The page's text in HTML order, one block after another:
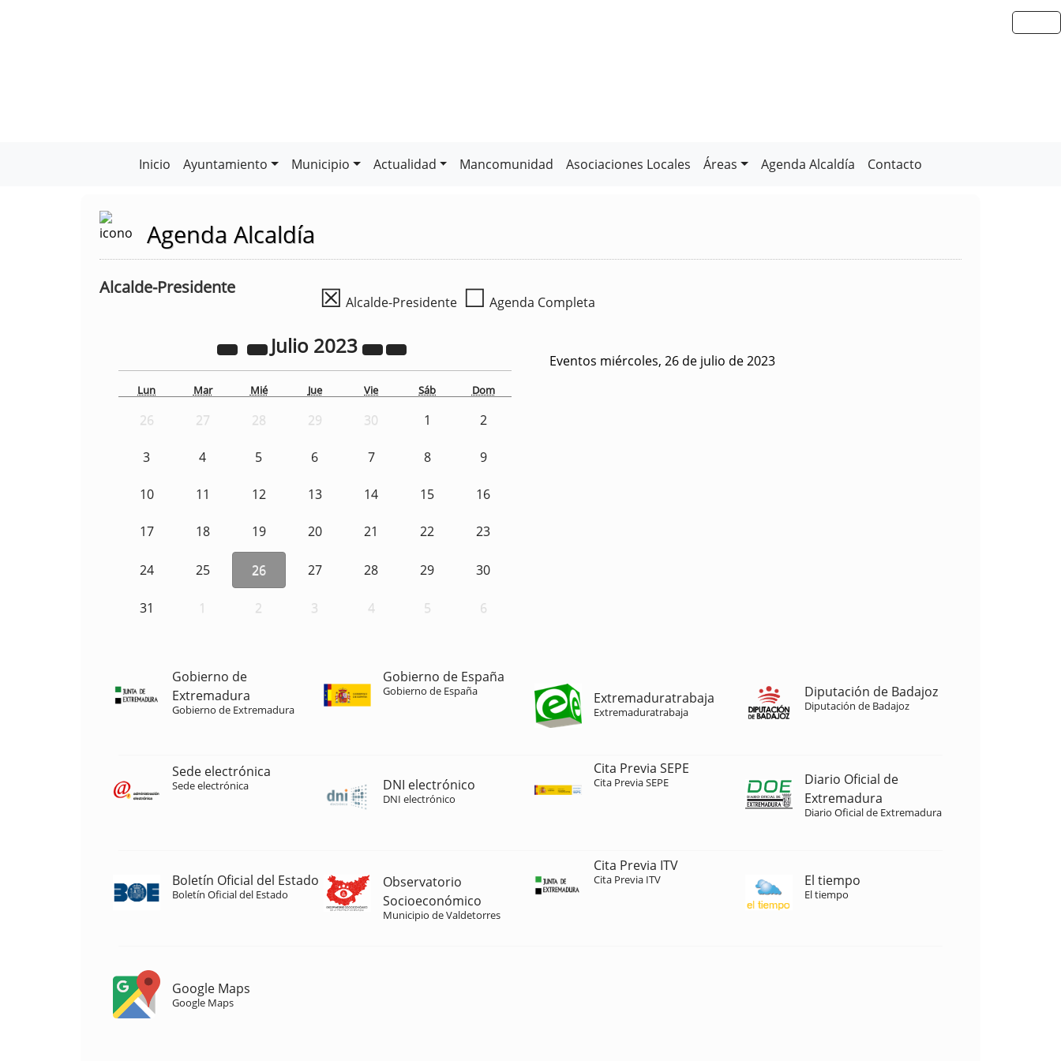
Inicio Ayuntamiento Municipio Actualidad Mancomunidad Asociaciones Locales Áreas Agenda Alcaldía Contacto
Agenda Alcaldía
Alcalde-Presidente ☒ Alcalde-Presidente ☐ Agenda Completa
Julio 2023
Lun Mar Mié Jue Vie Sáb Dom
26 27 28 29 30 1 2
3 4 5 6 7 8 9
10 11 12 13 14 15 16
17 18 19 20 21 22 23
24 25 26 27 28 29 30
31 1 2 3 4 5 6
Eventos miércoles, 26 de julio de 2023
Gobierno de
Extremadura
Gobierno de Extremadura
Gobierno de España
Gobierno de España Extremaduratrabaja
Extremaduratrabaja
Diputación de Badajoz
Diputación de Badajoz
Sede electrónica
Sede electrónica DNI electrónico
DNI electrónico
Cita Previa SEPE
Cita Previa SEPE
Diario Oficial de
Extremadura
Diario Oficial de Extremadura
Boletín Oficial del Estado
Boletín Oficial del Estado
Observatorio
Socioeconómico
Municipio de Valdetorres
Cita Previa ITV
Cita Previa ITV El tiempo
El tiempo
Google Maps
Google Maps